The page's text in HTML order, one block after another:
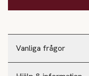
Vanliga frågor